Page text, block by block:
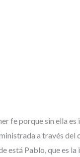
fe porque sin ella
a través del
está Pablo, que es